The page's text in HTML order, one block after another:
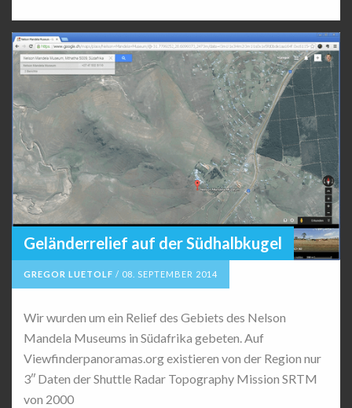
Geländerrelief auf der Südhalbkugel
GREGOR LUETOLF / 08. SEPTEMBER 2014
Wir wurden um ein Relief des Gebiets des Nelson
Mandela Museums in Südafrika gebeten. Auf
Viewfinderpanoramas.org existieren von der Region nur
3″ Daten der Shuttle Radar Topography Mission SRTM
von 2000